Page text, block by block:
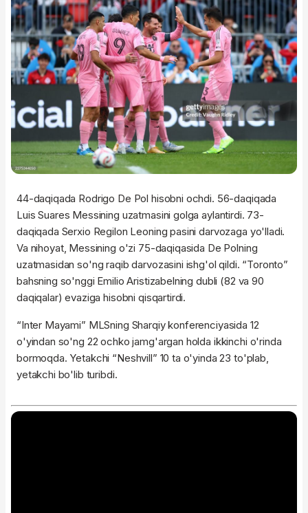
44-daqiqada Rodrigo De Pol hisobni ochdi. 56-daqiqada
Luis Suares Messining uzatmasini golga aylantirdi. 73-
daqiqada Serxio Regilon Leoning pasini darvozaga yo'lladi.
Va nihoyat, Messining o'zi 75-daqiqasida De Polning
uzatmasidan so'ng raqib darvozasini ishg'ol qildi. “Toronto”
bahsning so'nggi Emilio Aristizabelning dubli (82 va 90
daqiqalar) evaziga hisobni qisqartirdi.
“Inter Mayami” MLSning Sharqiy konferenciyasida 12
o'yindan so'ng 22 ochko jamg'argan holda ikkinchi o'rinda
bormoqda. Yetakchi “Neshvill” 10 ta o'yinda 23 to'plab,
yetakchi bo'lib turibdi.